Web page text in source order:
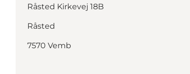
Råsted Kirkevej 18B
Råsted
7570 Vemb